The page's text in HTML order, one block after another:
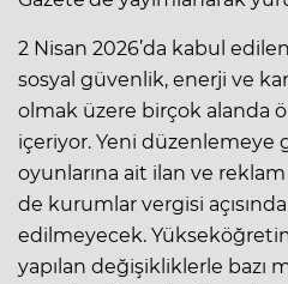
2 Nisan 2026’da kabul
sosyal güvenlik, enerji ve
olmak üzere birçok alanda
içeriyor. Yeni düzenlemeye
oyunlarına ait ilan ve
de kurumlar vergisi
edilmeyecek.
yapılan değişikliklerle bazı